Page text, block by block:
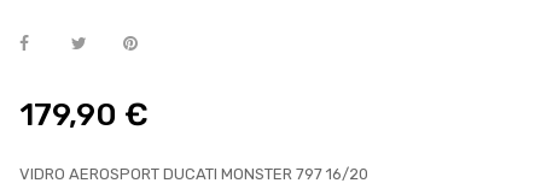
179,90 €
VIDRO AEROSPORT DUCATI MONSTER 797 16/20